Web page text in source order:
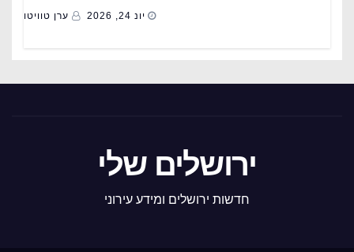
יונ 24, 2026 ערן טוויטו
ירושלים שלי
חדשות ירושלים ומידע עירוני